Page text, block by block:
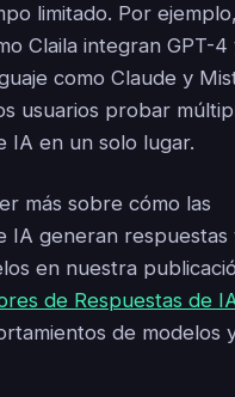
limitado. Por ejemplo,
Claila integran GPT-4
como Claude y
usuarios probar
IA en un solo lugar.
más sobre cómo las
IA generan respuestas
en nuestra
de Respuestas de
de modelos